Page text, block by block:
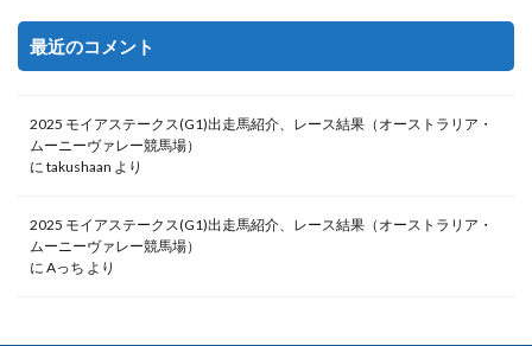
最近のコメント
2025 モイアステークス(G1)出走馬紹介、レース結果（オーストラリア・
ムーニーヴァレー競馬場）
に takushaan より
2025 モイアステークス(G1)出走馬紹介、レース結果（オーストラリア・
ムーニーヴァレー競馬場）
に Aっち より